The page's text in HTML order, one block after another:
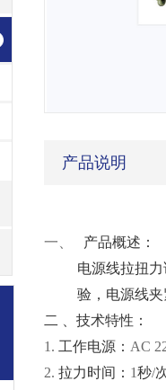
产品说明
一、
产品概述：
电源线拉扭
验，电源线夹
二
、技术特性：
1. 工作电源： AC
2. 拉力时间： 1秒/